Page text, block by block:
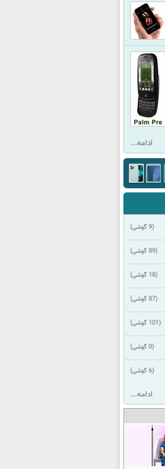
ادامه...
(9 گوشی)
(89 گوشی)
(18 گوشی)
(87 گوشی)
(101 گوشی)
(0 گوشی)
(6 گوشی)
ادامه...